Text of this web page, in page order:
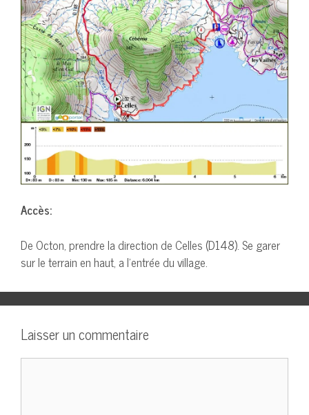
Accès:
De Octon, prendre la direction de Celles (D148). Se garer
sur le terrain en haut, a l’entrée du village.
Laisser un commentaire